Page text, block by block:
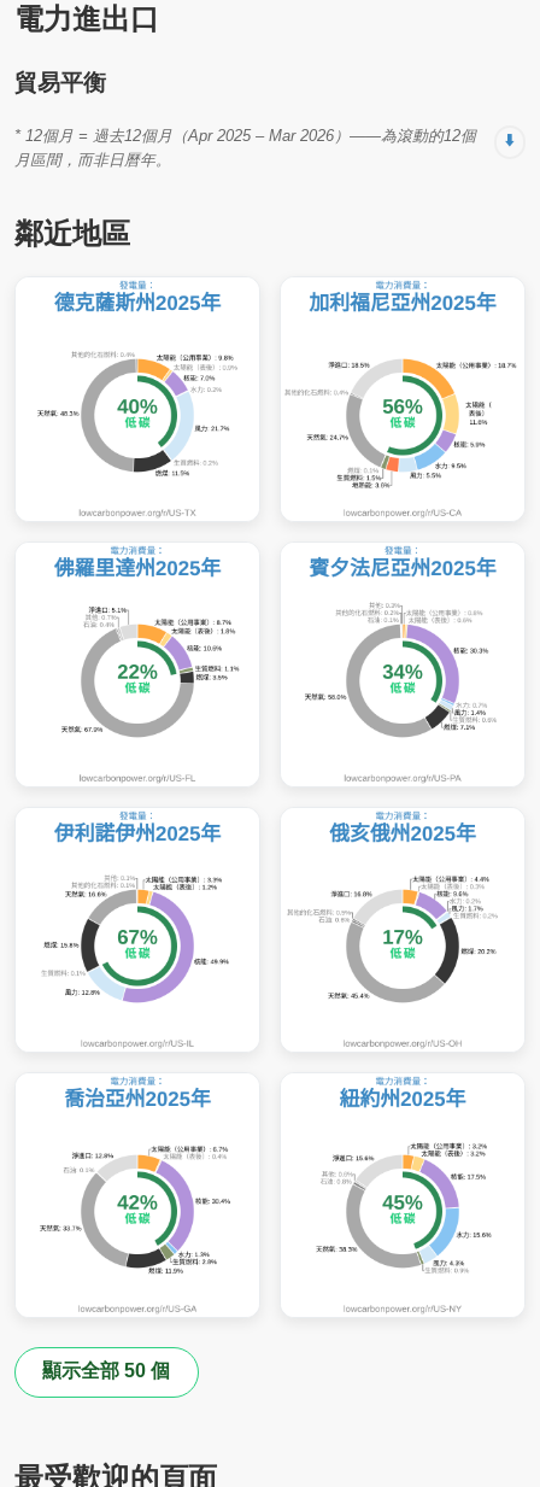
電力進出口
貿易平衡
⬇️
* 12個月 = 過去12個月（Apr 2025 – Mar 2026）——為滾動的12個
月區間，而非日曆年。
鄰近地區
顯示全部 50 個
最受歡迎的頁面